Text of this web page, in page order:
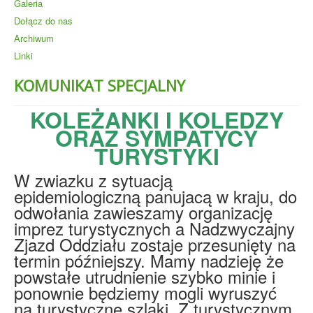
Galeria
Dołącz do nas
Archiwum
Linki
KOMUNIKAT SPECJALNY
KOLEŻANKI I KOLEDZY
ORAZ SYMPATYCY
TURYSTYKI
W zwiazku z sytuacją
epidemiologiczną panujacą w kraju, do
odwołania zawieszamy organizację
imprez turystycznych a Nadzwyczajny
Zjazd Oddziału zostaje przesunięty na
termin późniejszy. Mamy nadzieję że
powstałe utrudnienie szybko minie i
ponownie będziemy mogli wyruszyć